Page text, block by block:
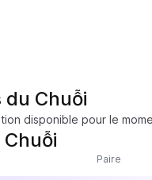
du Chuỗi
disponible pour le
Paire